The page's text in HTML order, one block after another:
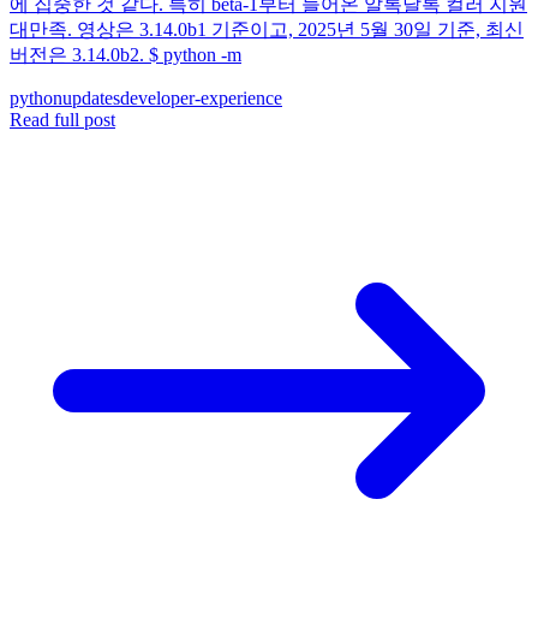
에 집중한 것 같다. 특히 beta-1부터 들어온 알록달록 컬러 지원
대만족. 영상은 3.14.0b1 기준이고, 2025년 5월 30일 기준, 최신
버전은 3.14.0b2. $ python -m
pythonupdatesdeveloper-experience
Read full post